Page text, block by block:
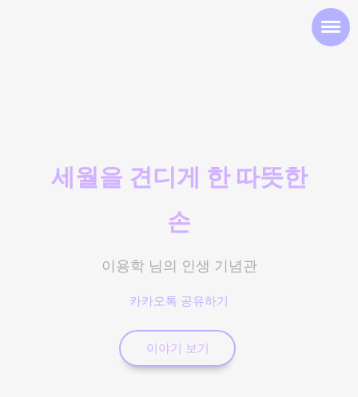
세월을 견디게 한 따뜻한
손
이용학 님의 인생 기념관
카카오톡 공유하기
이야기 보기